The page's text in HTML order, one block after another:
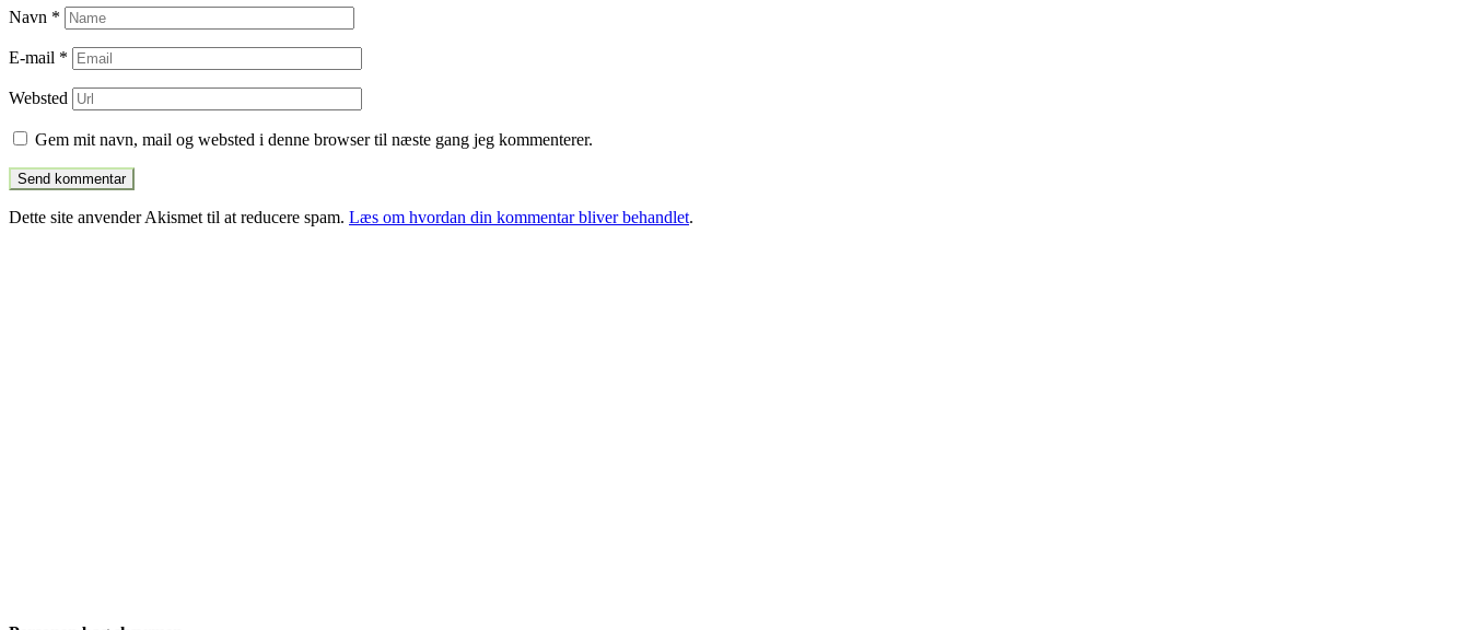
Navn *
E-mail *
Websted
Gem mit navn, mail og websted i denne browser til næste gang jeg kommenterer.
Dette site anvender Akismet til at reducere spam. Læs om hvordan din kommentar bliver behandlet.